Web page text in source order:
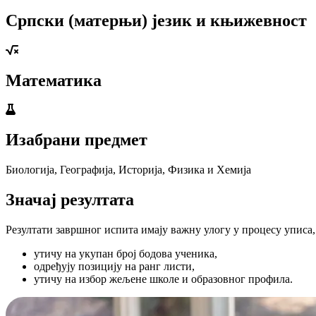
Српски (матерњи) језик и књижевност
Математика
Изабрани предмет
Биологија, Географија, Историја, Физика и Хемија
Значај резултата
Резултати завршног испита имају важну улогу у процесу уписа,
утичу на укупан број бодова ученика,
одређују позицију на ранг листи,
утичу на избор жељене школе и образовног профила.